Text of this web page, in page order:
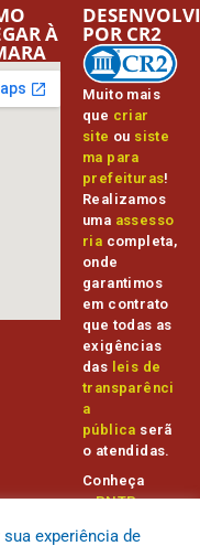
À
Muito mais
que criar
site ou siste
ma para
prefeituras!
Realizamos
uma assesso
ria completa,
onde
garantimos
em contrato
que todas as
exigências
das leis de
transparênci
a
pública serã
o atendidas.
Conheça
oPNTPe
POR CR2
experiência de